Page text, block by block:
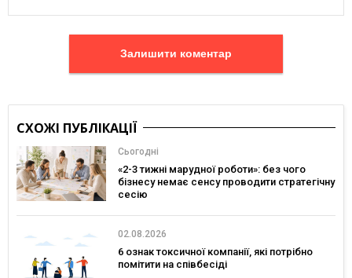
Залишити коментар
СХОЖІ ПУБЛІКАЦІЇ
Сьогодні
«2-3 тижні марудної роботи»: без чого
бізнесу немає сенсу проводити стратегічну
сесію
02.08.2026
6 ознак токсичної компанії, які потрібно
помітити на співбесіді